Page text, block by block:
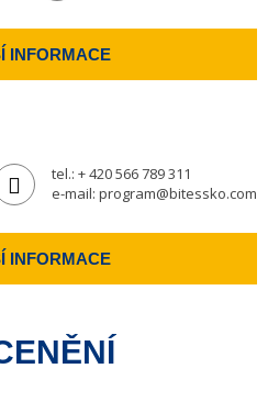
INFORMACE
tel.: + 420 566 789 311
e-mail: program@bitessko.com
INFORMACE